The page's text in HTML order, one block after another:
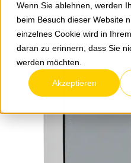
Wenn Sie ablehnen, werden
beim Besuch dieser Website
einzelnes Cookie wird in
daran zu erinnern, dass Sie
werden möchten.
Akzeptieren